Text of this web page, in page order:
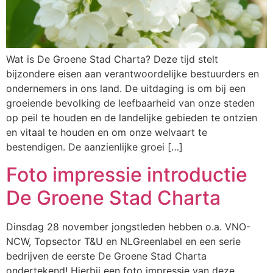
Wat is De Groene Stad Charta? Deze tijd stelt
bijzondere eisen aan verantwoordelijke bestuurders en
ondernemers in ons land. De uitdaging is om bij een
groeiende bevolking de leefbaarheid van onze steden
op peil te houden en de landelijke gebieden te ontzien
en vitaal te houden en om onze welvaart te
bestendigen. De aanzienlijke groei […]
Foto impressie introductie
De Groene Stad Charta
Dinsdag 28 november jongstleden hebben o.a. VNO-
NCW, Topsector T&U en NLGreenlabel en een serie
bedrijven de eerste De Groene Stad Charta
ondertekend! Hierbij een foto impressie van deze